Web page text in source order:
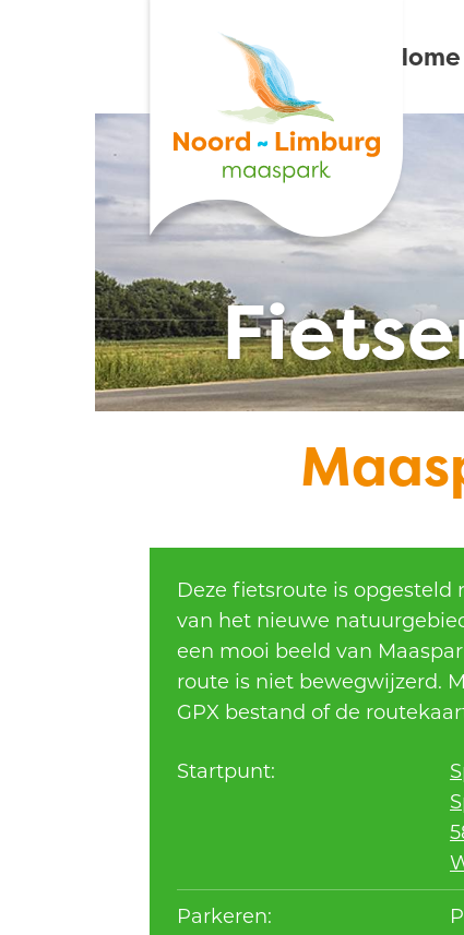
Home
Deze fietsroute is opgesteld
van het nieuwe
een mooi beeld van
route is niet bewegwijzerd.
GPX bestand of de
Startpunt:
Parkeren: